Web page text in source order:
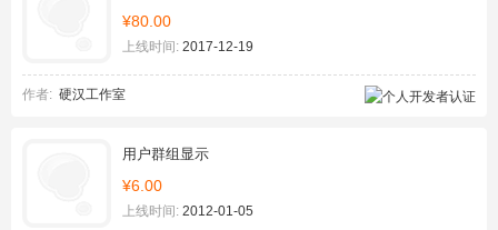
¥80.00
上线时间: 2017-12-19
作者: 硬汉工作室
用户群组显示
¥6.00
上线时间: 2012-01-05